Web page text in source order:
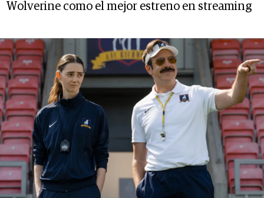
Wolverine como el mejor estreno en streaming